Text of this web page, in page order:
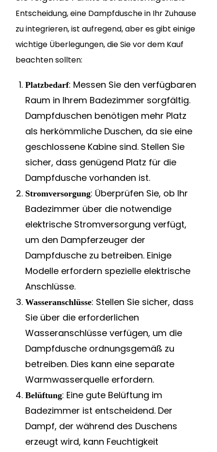
Entscheidung, eine Dampfdusche in Ihr Zuhause
zu integrieren, ist aufregend, aber es gibt einige
wichtige Überlegungen, die Sie vor dem Kauf
beachten sollten:
Platzbedarf: Messen Sie den verfügbaren
Raum in Ihrem Badezimmer sorgfältig.
Dampfduschen benötigen mehr Platz
als herkömmliche Duschen, da sie eine
geschlossene Kabine sind. Stellen Sie
sicher, dass genügend Platz für die
Dampfdusche vorhanden ist.
Stromversorgung: Überprüfen Sie, ob Ihr
Badezimmer über die notwendige
elektrische Stromversorgung verfügt,
um den Dampferzeuger der
Dampfdusche zu betreiben. Einige
Modelle erfordern spezielle elektrische
Anschlüsse.
Wasseranschlüsse: Stellen Sie sicher, dass
Sie über die erforderlichen
Wasseranschlüsse verfügen, um die
Dampfdusche ordnungsgemäß zu
betreiben. Dies kann eine separate
Warmwasserquelle erfordern.
Belüftung: Eine gute Belüftung im
Badezimmer ist entscheidend. Der
Dampf, der während des Duschens
erzeugt wird, kann Feuchtigkeit